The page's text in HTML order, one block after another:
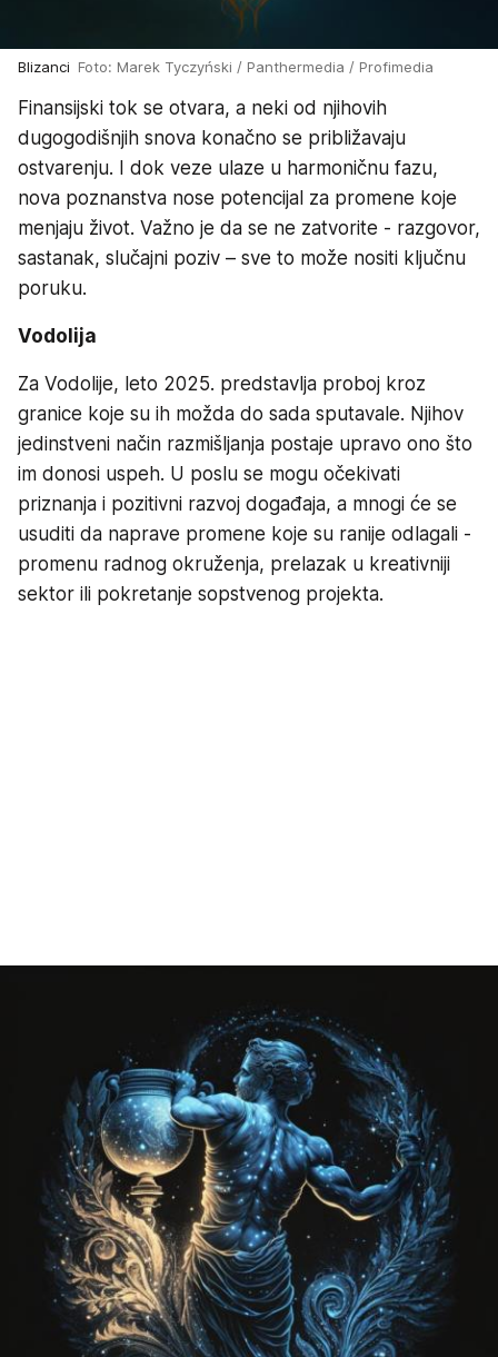
Blizanci Foto: Marek Tyczyński / Panthermedia / Profimedia
Finansijski tok se otvara, a neki od njihovih
dugogodišnjih snova konačno se približavaju
ostvarenju. I dok veze ulaze u harmoničnu fazu,
nova poznanstva nose potencijal za promene koje
menjaju život. Važno je da se ne zatvorite - razgovor,
sastanak, slučajni poziv – sve to može nositi ključnu
poruku.
Vodolija
Za Vodolije, leto 2025. predstavlja proboj kroz
granice koje su ih možda do sada sputavale. Njihov
jedinstveni način razmišljanja postaje upravo ono što
im donosi uspeh. U poslu se mogu očekivati
priznanja i pozitivni razvoj događaja, a mnogi će se
usuditi da naprave promene koje su ranije odlagali -
promenu radnog okruženja, prelazak u kreativniji
sektor ili pokretanje sopstvenog projekta.